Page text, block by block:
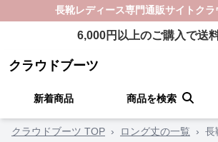
長靴レディース専門通販サイト クラ
6,000円以上のご購入で送
クラウドブーツ
新着商品 商品を検索
クラウドブーツ TOP › ロング丈の一覧 › 長